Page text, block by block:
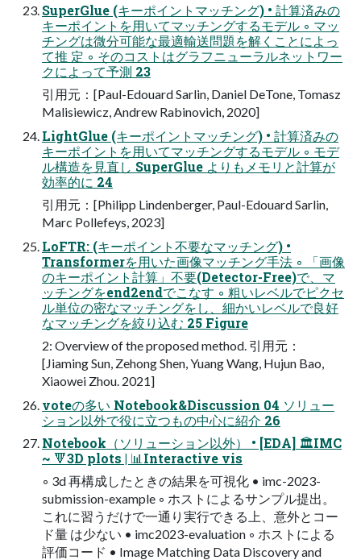
SuperGlue (キーポイントマッチング) • 計算済みの
キーポイントを用いてマッチングするモデル ◦ マッ
チングは微分可能な最適輸送問題を解くことによっ
て推 定 ◦ そのコストはグラフニューラルネットワー
クによって予測 23
引用元：[Paul-Edouard Sarlin, Daniel DeTone, Tomasz
Malisiewicz, Andrew Rabinovich, 2020]
LightGlue (キーポイントマッチング) • 計算済みの
キーポイントを用いてマッチングするモデル ◦ モデ
ル構造を見直し SuperGlue よりもメモリと計算が
効率的に 24
引用元：[Philipp Lindenberger, Paul-Edouard Sarlin,
Marc Pollefeys, 2023]
LoFTR: (キーポイント不要なマッチング) •
Transformerを用いた画像マッチング手法 ◦ 「画像
のキーポイント計算」不要(Detector-Free)で、マ
ッチングをend2endでこなす ◦ 粗いレベルでピクセ
ル単位の密なマッチングをし、細かいレベルで良好
なマッチングを絞り込む 25 Figure
2: Overview of the proposed method. 引用元：
[Jiaming Sun, Zehong Shen, Yuang Wang, Hujun Bao,
Xiaowei Zhou. 2021]
voteの多い Notebook&Discussion 04 ソリュー
ション以外で役に立つもの中心に紹介 26
Notebook（ソリューション以外） • [EDA] 🏛IMC
~ 🔻3D plots | 📊Interactive vis
◦ 3d 再構成したときの結果を可視化 • imc-2023-
submission-example ◦ ホストによるサンプル提出。
これに習うだけで一通り実行できる上、意外とコー
ド量 は少ない • imc2023-evaluation ◦ ホストによる
評価コード • Image Matching Data Discovery and